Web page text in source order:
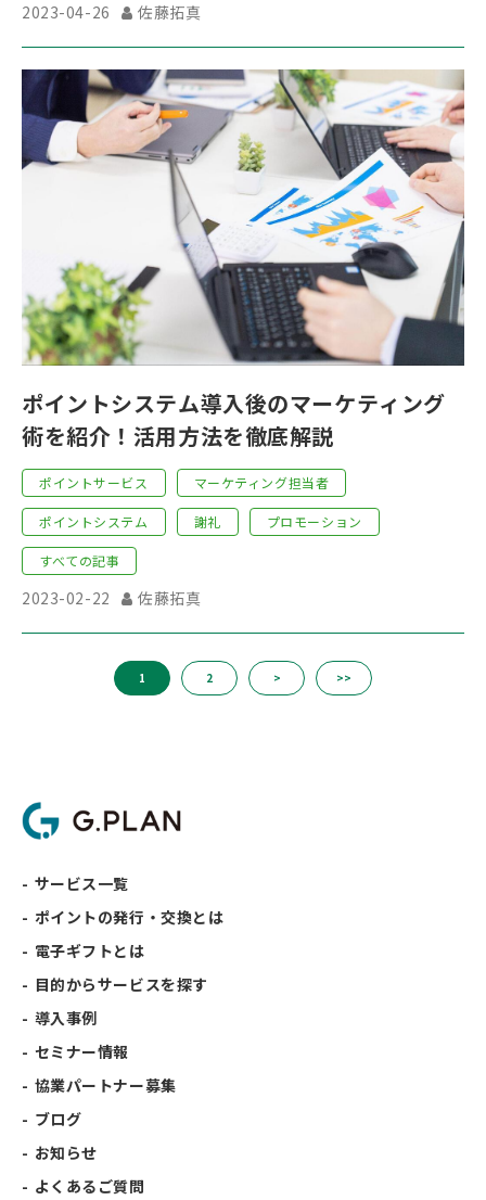
2023-04-26 佐藤拓真
ポイントシステム導入後のマーケティング
術を紹介！活用方法を徹底解説
ポイントサービス マーケティング担当者
ポイントシステム 謝礼 プロモーション
すべての記事
2023-02-22 佐藤拓真
1 2 > >>
サービス一覧
ポイントの発行・交換とは
電子ギフトとは
目的からサービスを探す
導入事例
セミナー情報
協業パートナー募集
ブログ
お知らせ
よくあるご質問